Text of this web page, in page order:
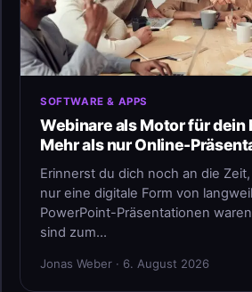
SOFTWARE & APPS
Webinare als Motor für dein
Mehr als nur Online-
Erinnerst du dich noch an die
nur eine digitale Form von
PowerPoint-Präsentationen
sind zum…
Jonas Weber · 6. August 2026